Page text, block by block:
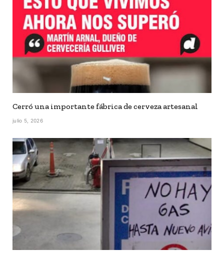
Cerró una importante fábrica de cerveza artesanal
julio 5, 2026